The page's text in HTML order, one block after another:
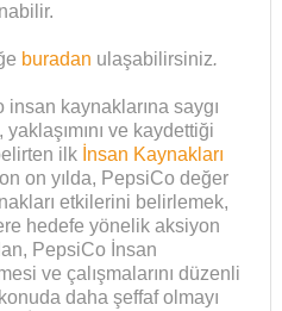
buradan ulaşabilirsiniz.
insan kaynaklarına saygı
ve kaydettiği
ilk İnsan Kaynakları
on yılda, PepsiCo değer
etkilerini belirlemek,
hedefe yönelik aksiyon
PepsiCo İnsan
ve çalışmalarını düzenli
daha şeffaf olmayı